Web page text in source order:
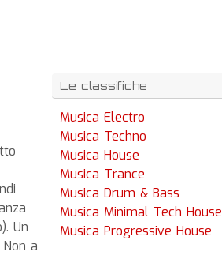
Un
a
Le classifiche
Musica Electro
Musica Techno
Musica House
Musica Trance
Musica Drum & Bass
Musica Minimal Tech House
Musica Progressive House